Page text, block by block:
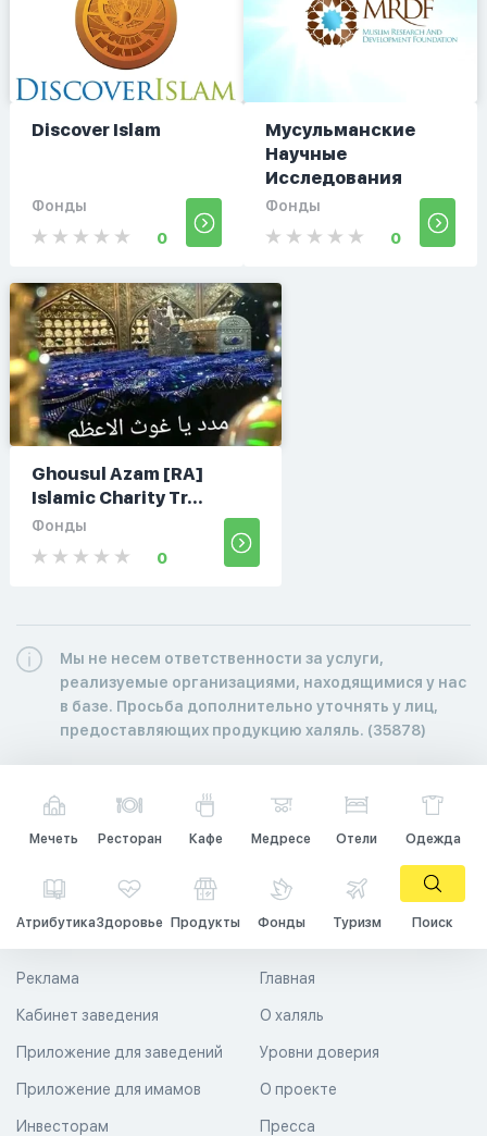
Discover Islam
Фонды
0
Мусульманские
Научные
Исследования
Фонды
0
Ghousul Azam [RA]
Islamic Charity Tr...
Фонды
0
Мы не несем ответственности за услуги,
реализуемые организациями, находящимися у нас
в базе. Просьба дополнительно уточнять у лиц,
предоставляющих продукцию халяль. (35878)
Мечеть Ресторан Кафе Медресе Отели Одежда
АтрибутикаЗдоровье Продукты Фонды Туризм Поиск
Главная
О халяль
Уровни доверия
Реклама
Кабинет заведения
Приложение для заведений
Приложение для имамов О проекте
Пресса
Инвесторам